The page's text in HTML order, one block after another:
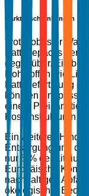
Marktbeschränkungen
Trotz robuster
Batteriepacks
gegenüber. Ein
Rohstoffen wie
Batteriefertigung
könnten Engpässe
einem Preisanstieg
Kostenstrukturen
Ein weiteres
Entsorgung und
nur 5 % der
Europäische
nachhaltigen
ökologischer